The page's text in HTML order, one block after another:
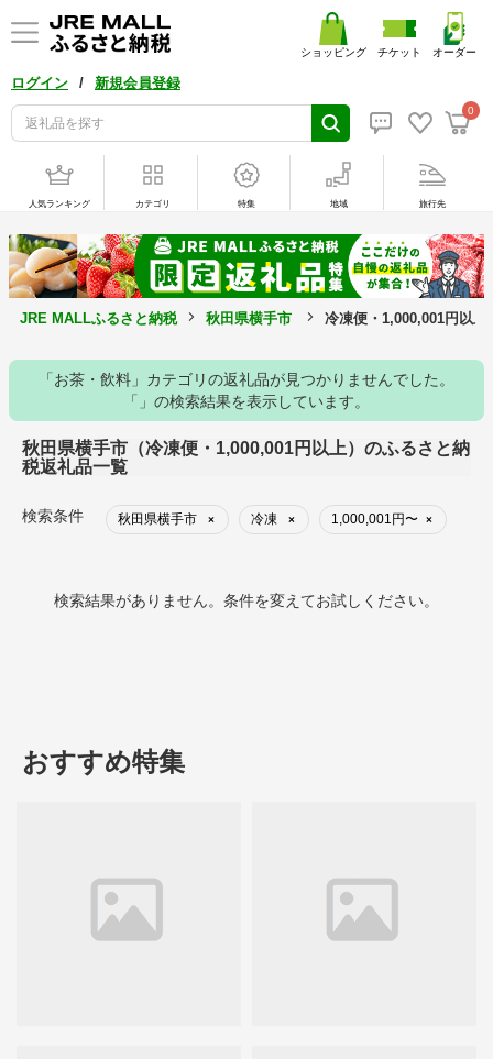
ログイン / 新規会員登録
0
ショッピング チケット オーダー
人気ランキング カテゴリ 特集 地域 旅行先
JRE MALLふるさと納税 秋田県横手市 冷凍便・1,000,001円以上
「お茶・飲料」カテゴリの返礼品が見つかりませんでした。
「」の検索結果を表示しています。
秋田県横手市（冷凍便・1,000,001円以上）のふるさと納
税返礼品一覧
検索条件 秋田県横手市 × 冷凍 × 1,000,001円〜 ×
検索結果がありません。条件を変えてお試しください。
おすすめ特集